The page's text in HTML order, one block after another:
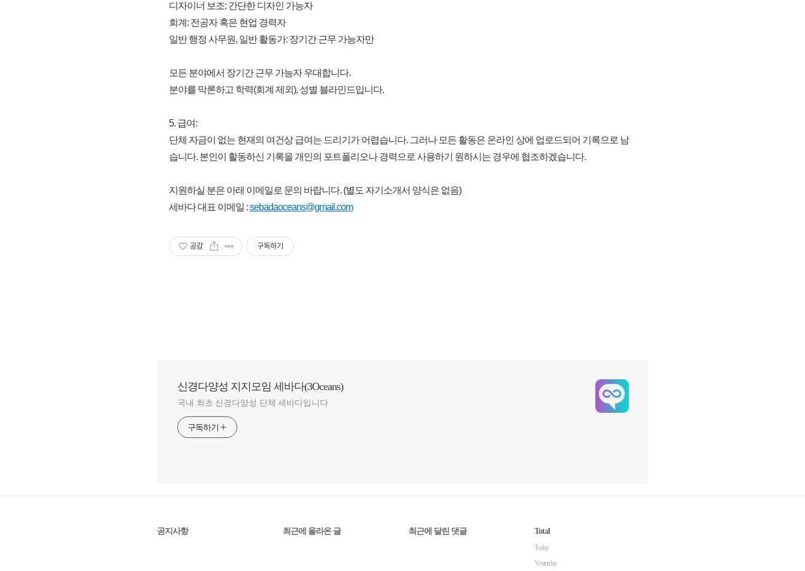
디자이너 보조: 간단한 디자인 가능자
회계: 전공자 혹은 현업 경력자
일반 행정 사무원, 일반 활동가: 장기간 근무 가능자만
모든 분야에서 장기간 근무 가능자 우대합니다.
분야를 막론하고 학력(회계 제외), 성별 블라인드입니다.
5. 급여:
단체 자금이 없는 현재의 여건상 급여는 드리기가 어렵습니다. 그러나 모든 활동은 온라인 상에 업로드되어 기록으로 남
습니다. 본인이 활동하신 기록을 개인의 포트폴리오나 경력으로 사용하기 원하시는 경우에 협조하겠습니다.
지원하실 분은 아래 이메일로 문의 바랍니다. (별도 자기소개서 양식은 없음)
세바다 대표 이메일 :sebadaoceans@gmail.com
공감 구독하기
신경다양성 지지모임 세바다(3Oceans)
국내 최초 신경다양성 단체 세바다입니다.
구독하기
공지사항 최근에 올라온 글 최근에 달린 댓글 Total
Today
Yesterday